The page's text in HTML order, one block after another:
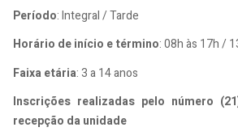
Período: Integral / Tarde
Horário de início e término: 08h às 17h /
Faixa etária: 3 a 14 anos
Inscrições realizadas pelo número
recepção da unidade